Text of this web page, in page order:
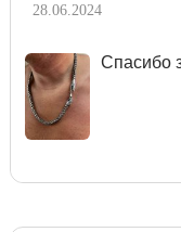
28.06.2024
Спасибо